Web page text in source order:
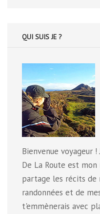
QUI SUIS JE ?
Bienvenue voyageur
De La Route est
partage les récits de
randonnées et de
t'emmènerais avec